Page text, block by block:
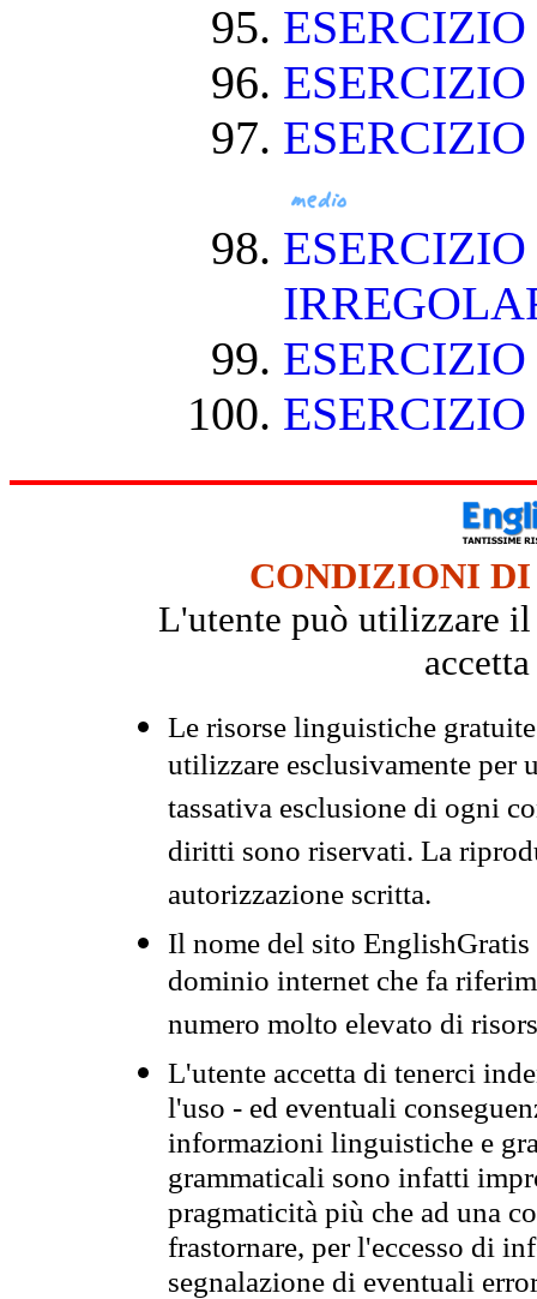
CONDIZIONI DI
L'utente può utilizzare il
Le risorse linguistiche
utilizzare esclusivamente per
tassativa esclusione di ogni
diritti sono riservati. La
autorizzazione scritta.
Il nome del sito
dominio internet che fa
numero molto elevato di
L'utente accetta di tenerci
l'uso - ed eventuali
informazioni linguistiche e
grammaticali sono infatti
pragmaticità più che ad una
frastornare, per l'eccesso di
segnalazione di eventuali